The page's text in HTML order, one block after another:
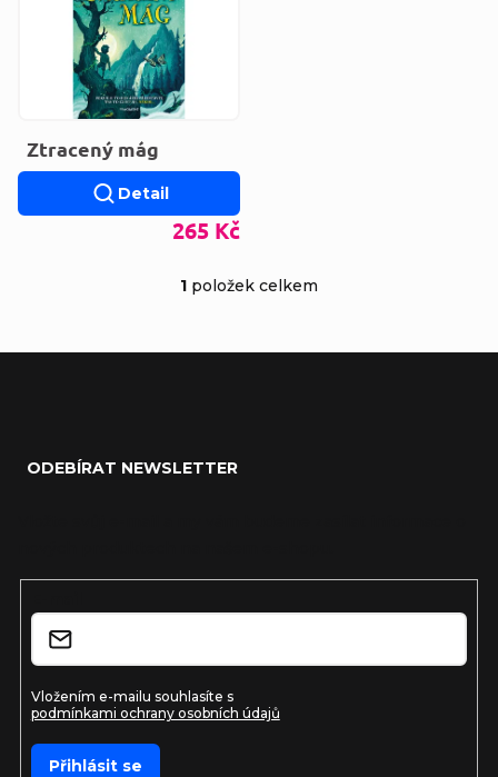
Ztracený mág
265 Kč
Detail
1 položek celkem
ODEBÍRAT NEWSLETTER
Vložením e-mailu souhlasíte s
podmínkami ochrany osobních údajů
Přihlásit se